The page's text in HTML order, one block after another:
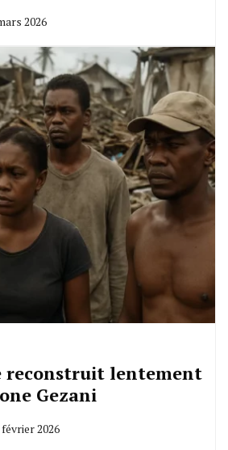
2026
reconstruit lentement
Gezani
février 2026